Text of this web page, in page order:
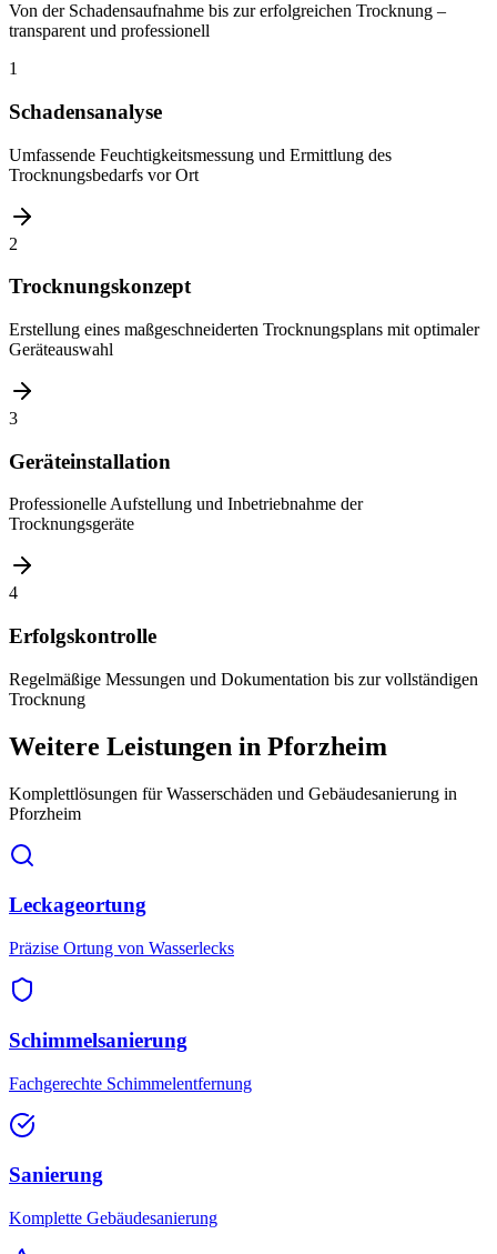
Von der Schadensaufnahme bis zur erfolgreichen Trocknung –
transparent und professionell
1
Schadensanalyse
Umfassende Feuchtigkeitsmessung und Ermittlung des
Trocknungsbedarfs vor Ort
2
Trocknungskonzept
Erstellung eines maßgeschneiderten Trocknungsplans mit optimaler
Geräteauswahl
3
Geräteinstallation
Professionelle Aufstellung und Inbetriebnahme der
Trocknungsgeräte
4
Erfolgskontrolle
Regelmäßige Messungen und Dokumentation bis zur vollständigen
Trocknung
Weitere Leistungen in Pforzheim
Komplettlösungen für Wasserschäden und Gebäudesanierung in
Pforzheim
Leckageortung
Präzise Ortung von Wasserlecks
Schimmelsanierung
Fachgerechte Schimmelentfernung
Sanierung
Komplette Gebäudesanierung